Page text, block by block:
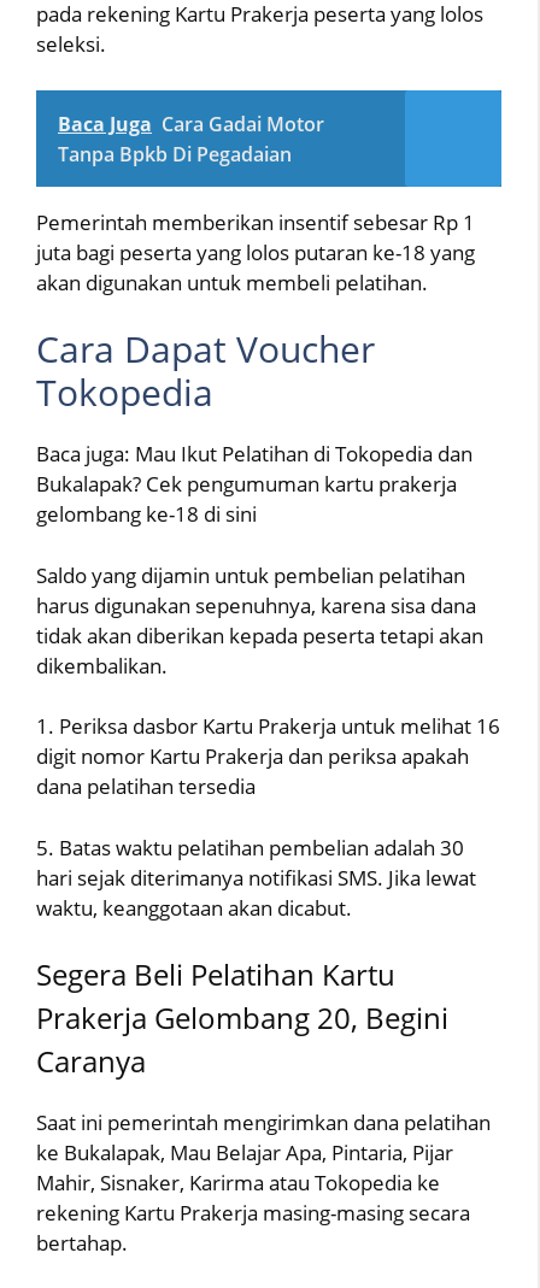
pada rekening Kartu Prakerja peserta yang lolos
seleksi.
Baca Juga Cara Gadai Motor
Tanpa Bpkb Di Pegadaian
Pemerintah memberikan insentif sebesar Rp 1
juta bagi peserta yang lolos putaran ke-18 yang
akan digunakan untuk membeli pelatihan.
Cara Dapat Voucher
Tokopedia
Baca juga: Mau Ikut Pelatihan di Tokopedia dan
Bukalapak? Cek pengumuman kartu prakerja
gelombang ke-18 di sini
Saldo yang dijamin untuk pembelian pelatihan
harus digunakan sepenuhnya, karena sisa dana
tidak akan diberikan kepada peserta tetapi akan
dikembalikan.
1. Periksa dasbor Kartu Prakerja untuk melihat 16
digit nomor Kartu Prakerja dan periksa apakah
dana pelatihan tersedia
5. Batas waktu pelatihan pembelian adalah 30
hari sejak diterimanya notifikasi SMS. Jika lewat
waktu, keanggotaan akan dicabut.
Segera Beli Pelatihan Kartu
Prakerja Gelombang 20, Begini
Caranya
Saat ini pemerintah mengirimkan dana pelatihan
ke Bukalapak, Mau Belajar Apa, Pintaria, Pijar
Mahir, Sisnaker, Karirma atau Tokopedia ke
rekening Kartu Prakerja masing-masing secara
bertahap.